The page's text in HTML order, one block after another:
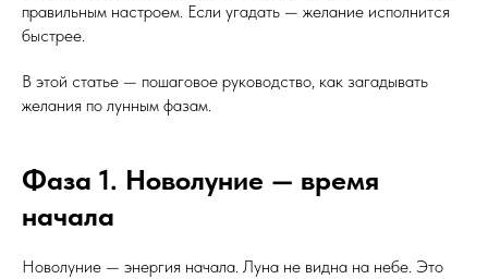
правильным настроем. Если угадать — желание исполнится
быстрее.
В этой статье — пошаговое руководство, как загадывать
желания по лунным фазам.
Фаза 1. Новолуние — время
начала
Новолуние — энергия начала. Луна не видна на небе. Это